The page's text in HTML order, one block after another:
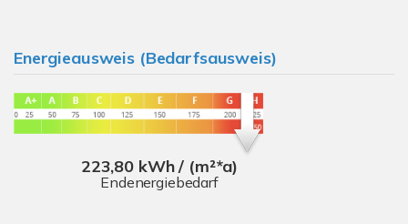
Energieausweis (Bedarfsausweis)
223,80 kWh / (m²*a)
Endenergiebedarf